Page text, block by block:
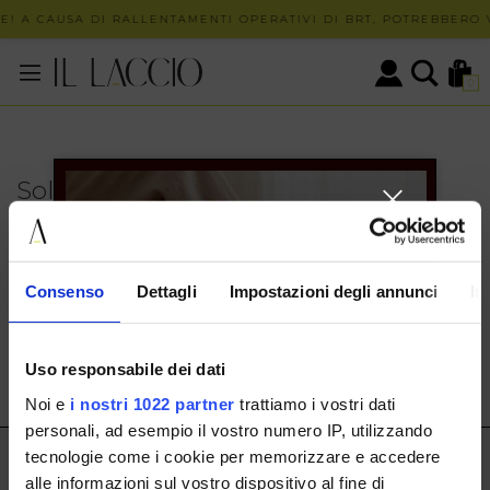
Consenso Dettagli Impostazioni degli annunci
Uso responsabile dei dati
Noi e i nostri 1022 partner trattiamo i vostri dati
personali, ad esempio il vostro numero IP, utilizzando
tecnologie come i cookie per memorizzare e accedere
alle informazioni sul vostro dispositivo al fine di
A CAUSA DI RALLENTAMENTI OPERATIVI DI BRT,
0
Solo in negozio
PUOI TROVARE QUESTO ARTICOLO SOLO PRESSO I
NOSTRI PUNTI VENDITA:
HERMAX S.R.L.
customerservice@illaccio.it
+393291008001
IL LACCIO